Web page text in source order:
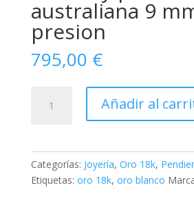
australiana 9
presion
795,00 €
pendientes
australiana
Añadir al
Categorías: Joyería, Oro 18k,
Etiquetas: oro 18k, oro blanco